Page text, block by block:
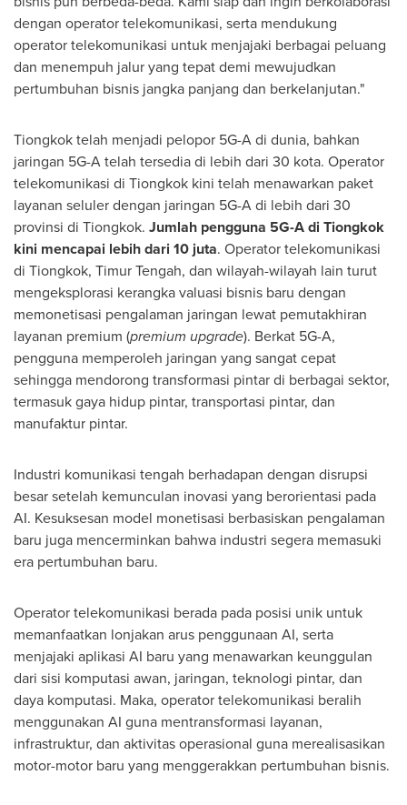
dengan operator telekomunikasi, serta mendukung
operator telekomunikasi untuk menjajaki berbagai peluang
dan menempuh jalur yang tepat demi mewujudkan
pertumbuhan bisnis jangka panjang dan berkelanjutan."
Tiongkok telah menjadi pelopor 5G-A di dunia, bahkan
jaringan 5G-A telah tersedia di lebih dari 30 kota. Operator
telekomunikasi di Tiongkok kini telah menawarkan paket
layanan seluler dengan jaringan 5G-A di lebih dari 30
provinsi di Tiongkok. Jumlah pengguna 5G-A di Tiongkok
kini mencapai lebih dari 10 juta. Operator telekomunikasi
di Tiongkok, Timur Tengah, dan wilayah-wilayah lain turut
mengeksplorasi kerangka valuasi bisnis baru dengan
memonetisasi pengalaman jaringan lewat pemutakhiran
layanan premium (premium upgrade). Berkat 5G-A,
pengguna memperoleh jaringan yang sangat cepat
sehingga mendorong transformasi pintar di berbagai sektor,
termasuk gaya hidup pintar, transportasi pintar, dan
manufaktur pintar.
Industri komunikasi tengah berhadapan dengan disrupsi
besar setelah kemunculan inovasi yang berorientasi pada
AI. Kesuksesan model monetisasi berbasiskan pengalaman
baru juga mencerminkan bahwa industri segera memasuki
era pertumbuhan baru.
Operator telekomunikasi berada pada posisi unik untuk
memanfaatkan lonjakan arus penggunaan AI, serta
menjajaki aplikasi AI baru yang menawarkan keunggulan
dari sisi komputasi awan, jaringan, teknologi pintar, dan
daya komputasi. Maka, operator telekomunikasi beralih
menggunakan AI guna mentransformasi layanan,
infrastruktur, dan aktivitas operasional guna merealisasikan
motor-motor baru yang menggerakkan pertumbuhan bisnis.